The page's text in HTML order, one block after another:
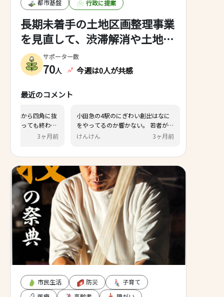
都市基盤 行政に提案
長期未着手の土地区画整理事業
を見直して、渋滞解消や土地活
用を進めて活性化を図ろう
サポーター数
70人 今週は0人が共感
最近のコメント
新東名の戸川周辺は、新東名の開通
を待たずにサービスエリアや商業施
設などの開発を進めて、人が集ま
になるかわからず、空き地のままで
はもったいない
けんけん
秦野駅のまほろば大橋から四
ける道の開発は何年経っても
ない理由はなんでしょう。ス
けんけん
市民生活 防災
子育て